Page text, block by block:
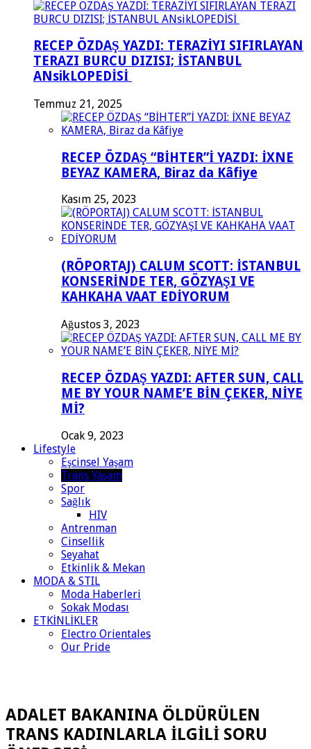
RECEP ÖZDAŞ YAZDI: TERAZİYI SIFIRLAYAN
TERAZI BURCU DIZISI; İSTANBUL
ANsikLOPEDİSİ
Temmuz 21, 2025
RECEP ÖZDAŞ “BİHTER”İ YAZDI: İXNE
BEYAZ KAMERA, Biraz da Kâfiye
Kasım 25, 2023
(RÖPORTAJ) CALUM SCOTT: İSTANBUL
KONSERİNDE TER, GÖZYAŞI VE
KAHKAHA VAAT EDİYORUM
Ağustos 3, 2023
RECEP ÖZDAŞ YAZDI: AFTER SUN, CALL
ME BY YOUR NAME’E BİN ÇEKER, NİYE
Mİ?
Ocak 9, 2023
Lifestyle
Eşcinsel Yaşam
Trans Yaşam
Spor
Sağlık
HIV
Antrenman
Cinsellik
Seyahat
Etkinlik & Mekan
MODA & STIL
Moda Haberleri
Sokak Modası
ETKİNLİKLER
Electro Orientales
Our Pride
ADALET BAKANINA ÖLDÜRÜLEN
TRANS KADINLARLA İLGİLİ SORU